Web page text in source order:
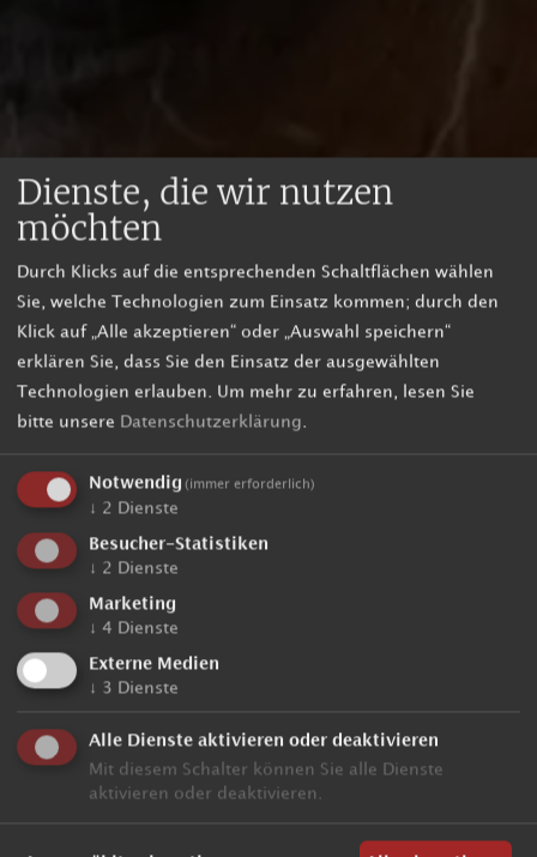
Dienste, die wir nutzen
möchten
Durch Klicks auf die entsprechenden Schaltflächen wählen
Sie, welche Technologien zum Einsatz kommen; durch den
Klick auf „Alle akzeptieren“ oder „Auswahl speichern“
erklären Sie, dass Sie den Einsatz der ausgewählten
Technologien erlauben. Um mehr zu erfahren, lesen Sie
bitte unsere
Datenschutzerklärung.
Notwendig (immer erforderlich)
↓ 2 Dienste
Besucher-Statistiken
↓ 2 Dienste
Marketing
↓ 4 Dienste
Externe Medien
↓ 3 Dienste
Alle Dienste aktivieren oder deaktivieren
Mit diesem Schalter können Sie alle Dienste
aktivieren oder deaktivieren.